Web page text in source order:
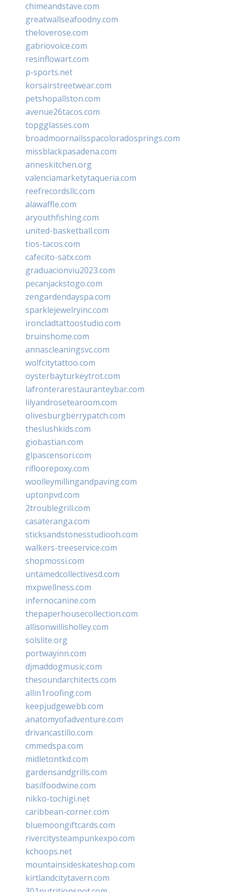
chimeandstave.com
greatwallseafoodny.com
theloverose.com
gabriovoice.com
resinflowart.com
p-sports.net
korsairstreetwear.com
petshopallston.com
avenue26tacos.com
topgglasses.com
broadmoornailsspacoloradosprings.com
missblackpasadena.com
anneskitchen.org
valenciamarketytaqueria.com
reefrecordsllc.com
alawaffle.com
aryouthfishing.com
united-basketball.com
tios-tacos.com
cafecito-satx.com
graduacionviu2023.com
pecanjackstogo.com
zengardendayspa.com
sparklejewelryinc.com
ironcladtattoostudio.com
bruinshome.com
annascleaningsvc.com
wolfcitytattoo.com
oysterbayturkeytrot.com
lafronterarestauranteybar.com
lilyandrosetearoom.com
olivesburgberrypatch.com
theslushkids.com
giobastian.com
glpascensori.com
rifloorepoxy.com
woolleymillingandpaving.com
uptonpvd.com
2troublegrill.com
casateranga.com
sticksandstonesstudiooh.com
walkers-treeservice.com
shopmossi.com
untamedcollectivesd.com
mxpwellness.com
infernocanine.com
thepaperhousecollection.com
allisonwillisholley.com
solslite.org
portwayinn.com
djmaddogmusic.com
thesoundarchitects.com
allin1roofing.com
keepjudgewebb.com
anatomyofadventure.com
drivancastillo.com
cmmedspa.com
midletontkd.com
gardensandgrills.com
basilfoodwine.com
nikko-tochigi.net
caribbean-corner.com
bluemoongiftcards.com
rivercitysteampunkexpo.com
kchoops.net
mountainsideskateshop.com
kirtlandcitytavern.com